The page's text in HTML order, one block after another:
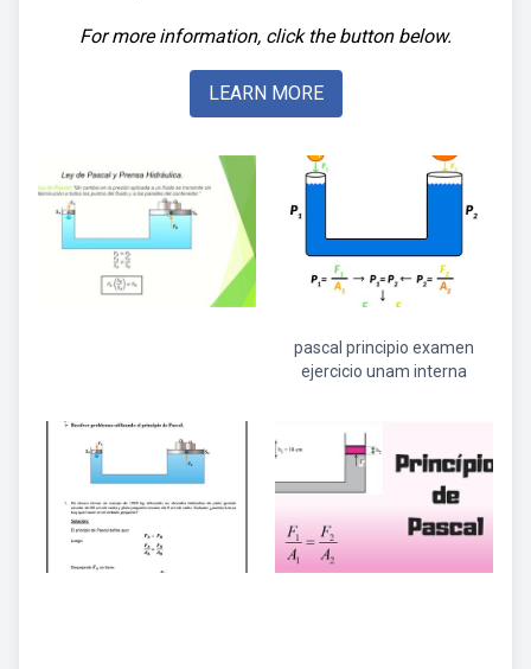
For more information, click the button below.
LEARN MORE
pascal principio examen
ejercicio unam interna